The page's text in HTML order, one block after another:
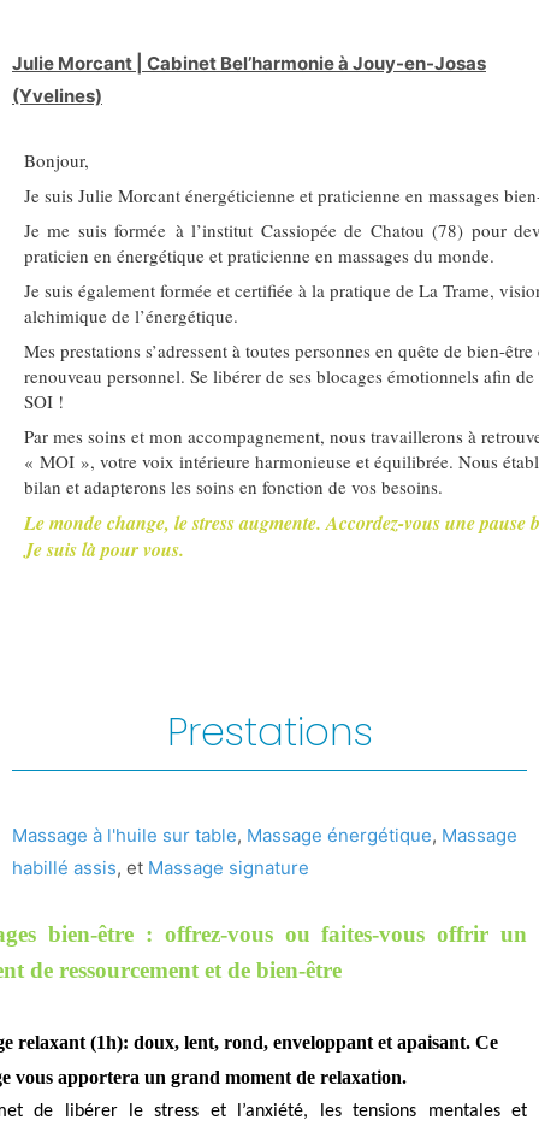
Julie Morcant | Cabinet Bel’harmonie à Jouy-en-Josas
(Yvelines)
Bonjour,
Je suis Julie Morcant énergéticienne et praticienne en massages
Je me suis formée à l’institut Cassiopée de Chatou (78) pour
praticien en énergétique et praticienne en massages du monde.
Je suis également formée et certifiée à la pratique de La Trame,
alchimique de l’énergétique.
Mes prestations s’adressent à toutes personnes en quête de bien-être
renouveau personnel. Se libérer de ses blocages émotionnels afin
SOI !
Par mes soins et mon accompagnement, nous travaillerons à
« MOI », votre voix intérieure harmonieuse et équilibrée. Nous
bilan et adapterons les soins en fonction de vos besoins.
Le monde change, le stress augmente. Accordez-vous une pause
Je suis là pour vous.
Prestations
Massage à l'huile sur table, Massage énergétique, Massage
habillé assis, et Massage signature
bien-être : offrez-vous ou faites-vous offrir un
de ressourcement et de bien-être
relaxant (1h): doux, lent, rond, enveloppant et apaisant. Ce
vous apportera un grand moment de relaxation.
de libérer le stress et l’anxiété, les tensions mentales et